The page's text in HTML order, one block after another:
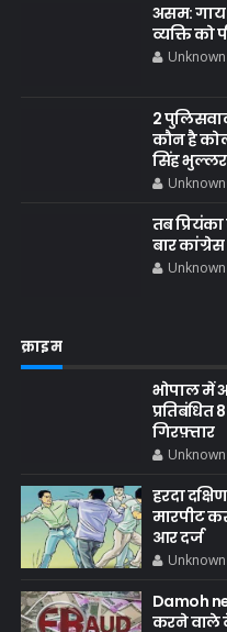
असम: गाय
व्यक्ति को
Unknown
2
कौन है
सिंह भुल्लर
Unknown
तब
बार
Unknown
क्राइम
भोपाल में
गिरफ़्तार
Unknown
हरदा
मारपीट
आर दर्ज
Unknown
Damoh
करने वाले